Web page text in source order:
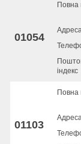
01054
Повна
індекс
01103
Повна